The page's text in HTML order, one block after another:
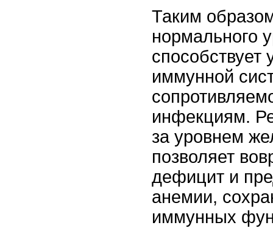
Таким
нормального
способствует
иммунной
инфекциям.
за уровнем
позволяет
дефицит и
анемии,
иммунных